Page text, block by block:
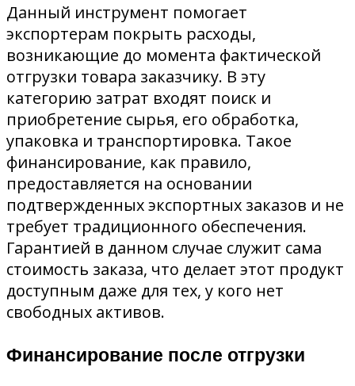
Данный инструмент помогает
экспортерам покрыть расходы,
возникающие до момента фактической
отгрузки товара заказчику. В эту
категорию затрат входят поиск и
приобретение сырья, его обработка,
упаковка и транспортировка. Такое
финансирование, как правило,
предоставляется на основании
подтвержденных экспортных заказов и не
требует традиционного обеспечения.
Гарантией в данном случае служит сама
стоимость заказа, что делает этот продукт
доступным даже для тех, у кого нет
свободных активов.
Финансирование после отгрузки